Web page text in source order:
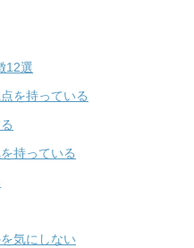
12選
を持っている
持っている
気にしない